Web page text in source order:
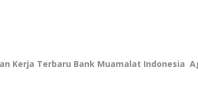
Kerja Terbaru Bank Muamalat Indonesia